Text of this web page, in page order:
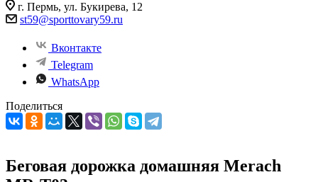
г. Пермь, ул. Букирева, 12
st59@sporttovary59.ru
Вконтакте
Telegram
WhatsApp
Поделиться
Беговая дорожка домашняя Merach